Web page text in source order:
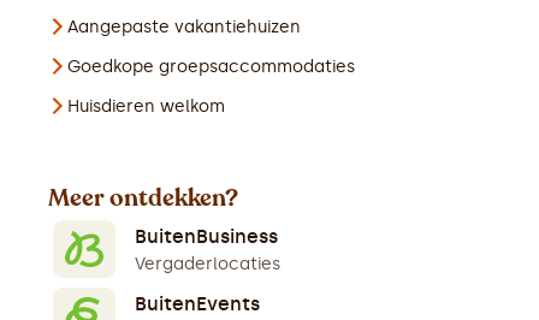
Aangepaste vakantiehuizen
Goedkope groepsaccommodaties
Huisdieren welkom
Meer ontdekken?
BuitenBusiness
Vergaderlocaties
BuitenEvents